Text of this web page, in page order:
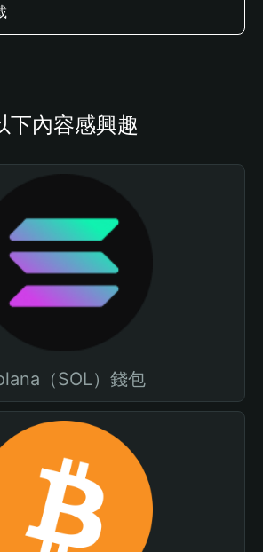
下內容感興趣
（SOL）錢包